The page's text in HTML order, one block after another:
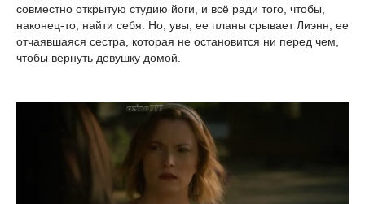
совместно открытую студию йоги, и всё ради того, чтобы,
наконец-то, найти себя. Но, увы, ее планы срывает Лиэнн, ее
отчаявшаяся сестра, которая не остановится ни перед чем,
чтобы вернуть девушку домой.